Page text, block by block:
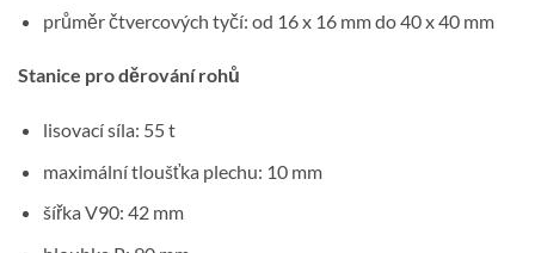
průměr čtvercových tyčí: od 16 x 16 mm do 40 x 40 mm
Stanice pro děrování rohů
lisovací síla: 55 t
maximální tloušťka plechu: 10 mm
šířka V90: 42 mm